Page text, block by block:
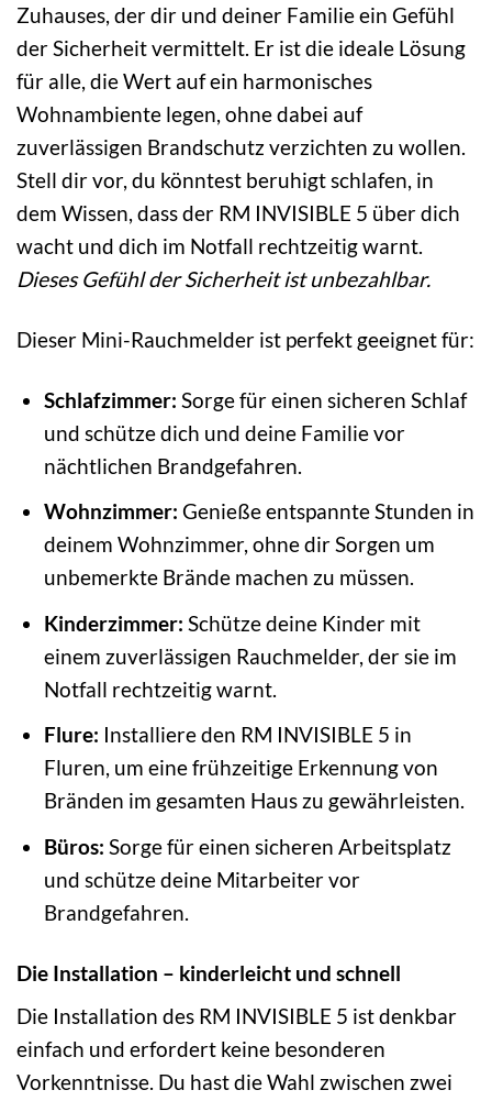
Zuhauses, der dir und deiner Familie ein Gefühl
der Sicherheit vermittelt. Er ist die ideale Lösung
für alle, die Wert auf ein harmonisches
Wohnambiente legen, ohne dabei auf
zuverlässigen Brandschutz verzichten zu wollen.
Stell dir vor, du könntest beruhigt schlafen, in
dem Wissen, dass der RM INVISIBLE 5 über dich
wacht und dich im Notfall rechtzeitig warnt.
Dieses Gefühl der Sicherheit ist unbezahlbar.
Dieser Mini-Rauchmelder ist perfekt geeignet für:
Schlafzimmer: Sorge für einen sicheren Schlaf
und schütze dich und deine Familie vor
nächtlichen Brandgefahren.
Wohnzimmer: Genieße entspannte Stunden in
deinem Wohnzimmer, ohne dir Sorgen um
unbemerkte Brände machen zu müssen.
Kinderzimmer: Schütze deine Kinder mit
einem zuverlässigen Rauchmelder, der sie im
Notfall rechtzeitig warnt.
Flure: Installiere den RM INVISIBLE 5 in
Fluren, um eine frühzeitige Erkennung von
Bränden im gesamten Haus zu gewährleisten.
Büros: Sorge für einen sicheren Arbeitsplatz
und schütze deine Mitarbeiter vor
Brandgefahren.
Die Installation – kinderleicht und schnell
Die Installation des RM INVISIBLE 5 ist denkbar
einfach und erfordert keine besonderen
Vorkenntnisse. Du hast die Wahl zwischen zwei